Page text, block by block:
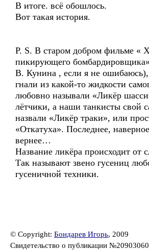
В итоге. всё обошлось.
Вот такая история.
P. S. В старом добром фильме «
пикирующего
В. Кунина , если я не ошибаюсь),
гнали из какой-то жидкости
любовно называли «Ликёр
лётчики, а наши танкисты свой
назвали «Ликёр траки», или
«Откатуха». Последнее,
вернее…
Название ликёра происходит от
Так называют звено гусениц
гусеничной техники.
© Copyright: Бондарев Игорь, 2009
Свидетельство о публикации